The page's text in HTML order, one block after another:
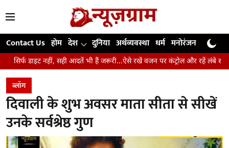
Contact Us होम देश दुनिया अर्थव्यवस्था धर्म मनोरंजन खेल
सही आदतें भी हैं जरूरी...ऐसे रखें वजन पर कंट्रोल और रहें लंबे समय तक स्वस्थ
ब्लॉग
दिवाली के शुभ अवसर माता सीता से सीखें
उनके सर्वश्रेष्ठ गुण